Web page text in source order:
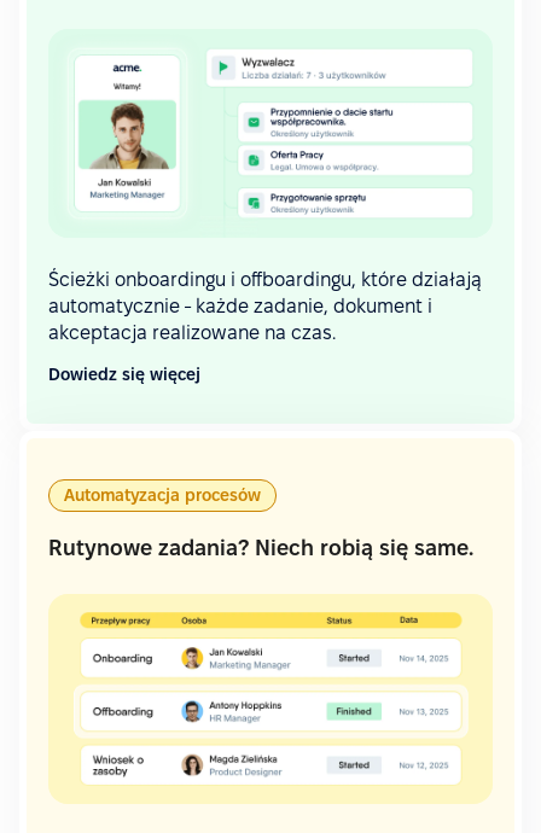
Ścieżki onboardingu i offboardingu, które działają
automatycznie - każde zadanie, dokument i
akceptacja realizowane na czas.
Dowiedz się więcej
Automatyzacja procesów
Rutynowe zadania? Niech robią się same.